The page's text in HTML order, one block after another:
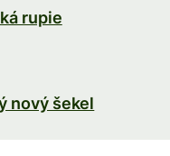
rupie
nový šekel